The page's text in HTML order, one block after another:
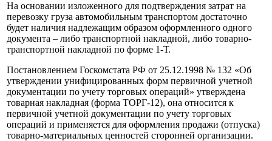
На основании изложенного для подтверждения затрат на
перевозку груза автомобильным транспортом достаточно
будет наличия надлежащим образом оформленного одного
документа – либо транспортной накладной, либо товарно-
транспортной накладной по форме 1‑Т.
Постановлением Госкомстата РФ от 25.12.1998 № 132 «Об
утверждении унифицированных форм первичной учетной
документации по учету торговых операций» утверждена
товарная накладная (форма ТОРГ-12), она относится к
первичной учетной документации по учету торговых
операций и применяется для оформления продажи (отпуска)
товарно-материальных ценностей сторонней организации.